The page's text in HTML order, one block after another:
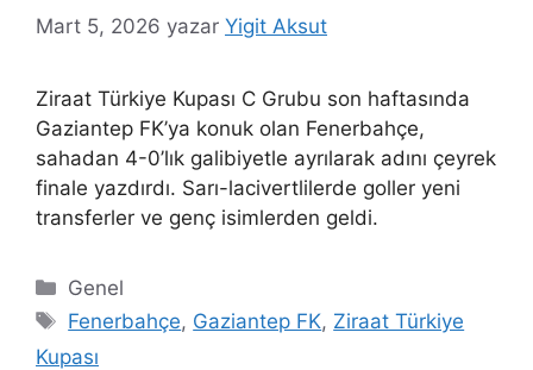
Mart 5, 2026 yazar Yigit Aksut
Ziraat Türkiye Kupası C Grubu son haftasında
Gaziantep FK’ya konuk olan Fenerbahçe,
sahadan 4-0’lık galibiyetle ayrılarak adını çeyrek
finale yazdırdı. Sarı-lacivertlilerde goller yeni
transferler ve genç isimlerden geldi.
Kategoriler
Genel
Etiketler
Fenerbahçe, Gaziantep FK, Ziraat Türkiye
Kupası